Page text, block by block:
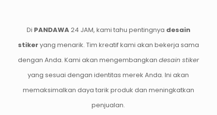
Di PANDAWA24 JAM, kami tahu pentingnya desain
stikeryang menarik. Tim kreatif kami akan bekerja sama
dengan Anda. Kami akan mengembangkan desain stiker
yang sesuai dengan identitas merek Anda. Ini akan
memaksimalkan daya tarik produk dan meningkatkan
penjualan.